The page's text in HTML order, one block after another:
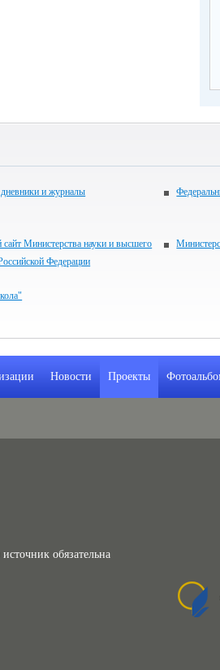
и журналы
Министерства науки и высшего
Федерации
Новости Проекты
обязательна